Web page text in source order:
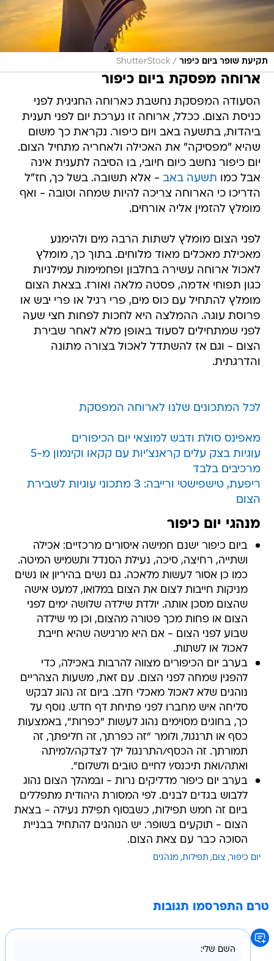
ShutterStock
ארוחה מפסקת ביום כיפור
הסעודה המפסקת נחשבת כארוחה החגיגית לפני
כניסת הצום. ככלל, ארוחה זו נערכת יום לפני תענית
ביהדות, בתשעה באב ויום כיפור. נקראת כך משום
שהיא "מפסיקה" את האכילה ולאחריה מתחיל הצום.
יום כיפור נחשב כיום חיובי, בו הסיבה לתענית אינה
אבל כמותשעה באב - אלא תשובה. בשל כך, חז"ל
הדריכו כי הארוחה צריכה להיות שמחה וטובה - ואף
מומלץ להזמין אליה אורחים.
לפני הצום מומלץ לשתות הרבה מים ולהימנע
לאכול ארוחה עשירה בחלבון ופחמימות עמילניות
כגון תפוחי אדמה, פסטה מלאה ואורז. בצאת הצום
מומלץ להתחיל עם כוס מים, פרי רגיל או פרי יבש או
פרוסת עוגה. ההמלצה היא לחכות לפחות חצי שעה
לפני שמתחילים לסעוד באופן מלא לאחר שבירת
הצום - וגם אז להשתדל לאכול בצורה מתונה
והדרגתית.
מאפינס סולת ודבש למוצאי יום הכיפורים
מרכיבים בלבד
ריפעת, טישפישטי ורייבה: 3 מתכוני עוגיות לשבירת
הצום
מנהגי יום כיפור
ושתייה, רחיצה, סיכה, נעילת הסנדל ותשמיש המיטה.
כמו כן אסור לעשות מלאכה. גם נשים בהיריון או נשים
מניקות חייבות לצום את הצום במלואו, למעט אישה
שהצום מסכן אותה. יולדת שילדה שלושה ימים לפני
הצום או פחות מכך פטורה מהצום, וכן מי שילדה
שבוע לפני הצום - אם היא מרגישה שהיא חייבת
לאכול או לשתות.
בערב יום הכיפורים מצווה להרבות באכילה, כדי
להפגין שמחה לפני הצום. עם זאת, משעות הצהריים
נוהגים שלא לאכול מאכלי חלב. ביום זה נהוג לבקש
סליחה איש מחברו לפני פתיחת דף חדש. נוסף על
כך, בחוגים מסוימים נהוג לעשות "כפרות", באמצעות
כסף או תרנגול, ולומר "זה כפרתך, זה חליפתך, זה
תמורתך. זה הכסף/התרנגול ילך לצדקה/למיתה
ואתה/ואת תיכנס/י לחיים טובים ולשלום".
בערב יום כיפור מדליקים נרות - ובמהלך הצום נהוג
ללבוש בגדים לבנים. לפי המסורת היהודית מתפללים
ביום זה חמש תפילות, כשבסוף תפילת נעילה - בצאת
הצום - תוקעים בשופר. יש הנוהגים להתחיל בבניית
הסוכה כבר עם צאת הצום.
יום כיפור צום תפילות מנהגים